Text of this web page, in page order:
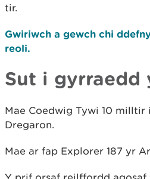
tir.
Gwiriwch a gewch chi
reoli.
Sut i gyrraedd
Mae Coedwig Tywi 10 milltir
Dregaron.
Mae ar fap Explorer 187 yr